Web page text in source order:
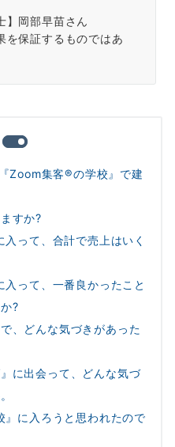
】岡部早苗さん
保証するものではあ
Zoom集客®︎の学校』で建
すか?
って、合計で売上はいく
入って、一番良かったこと
?
、どんな気づきがあった
に出会って、どんな気づ
に入ろうと思われたので